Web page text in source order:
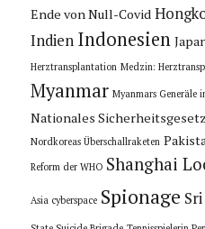
Ende von Null-Covid
Indien Indonesien
Herztransplantation Medzin:
Myanmar Myanmars Generäle
Nationales
Nordkoreas Überschallraketen
Reform der WHO Shanghai
Asia cyberspace Spionage